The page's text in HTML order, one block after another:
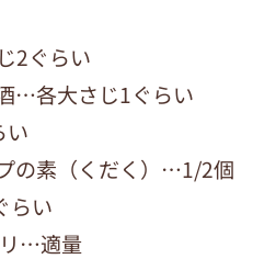
2ぐらい
…各大さじ1ぐらい
い
の素（くだく）…1/2個
らい
リ…適量